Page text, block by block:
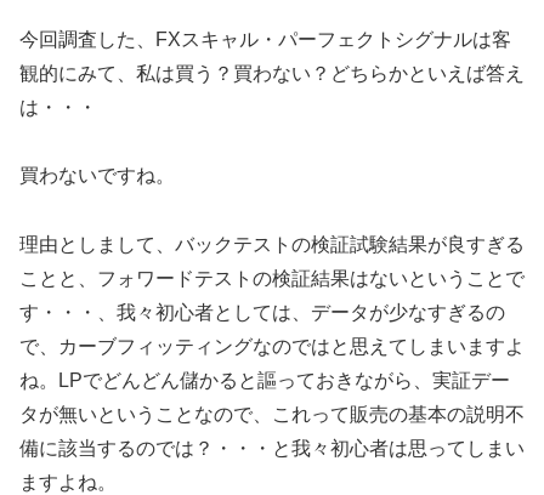
今回調査した、FXスキャル・パーフェクトシグナルは客
観的にみて、私は買う？買わない？どちらかといえば答え
は・・・
買わないですね。
理由としまして、バックテストの検証試験結果が良すぎる
ことと、フォワードテストの検証結果はないということで
す・・・、我々初心者としては、データが少なすぎるの
で、カーブフィッティングなのではと思えてしまいますよ
ね。LPでどんどん儲かると謳っておきながら、実証デー
タが無いということなので、これって販売の基本の説明不
備に該当するのでは？・・・と我々初心者は思ってしまい
ますよね。